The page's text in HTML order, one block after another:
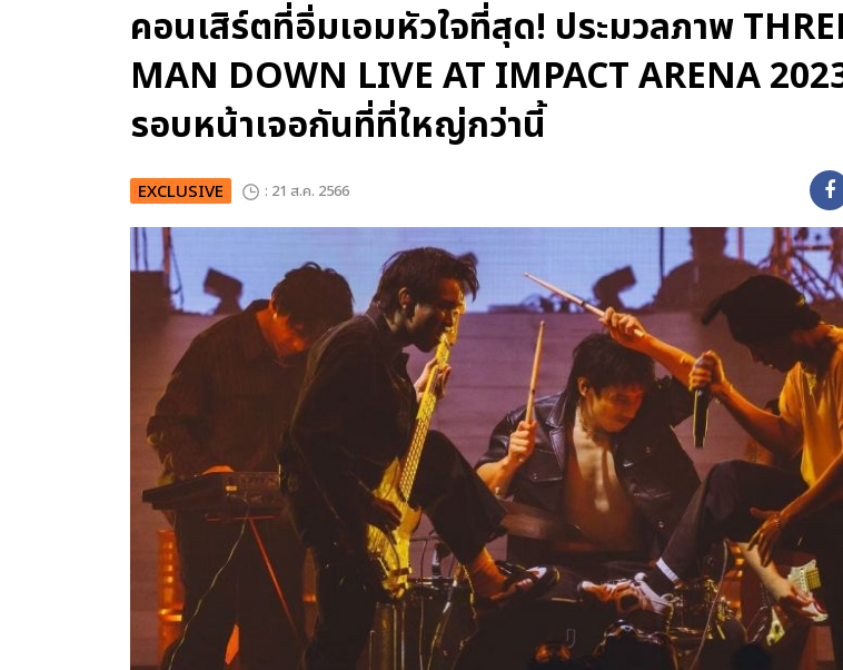
คอนเสิร์ตที่อิ่มเอมหัวใจที่สุด! ประมวลภาพ
MAN DOWN LIVE AT IMPACT ARENA
รอบหน้าเจอกันที่ที่ใหญ่กว่านี้
EXCLUSIVE : 21 ส.ค. 2566